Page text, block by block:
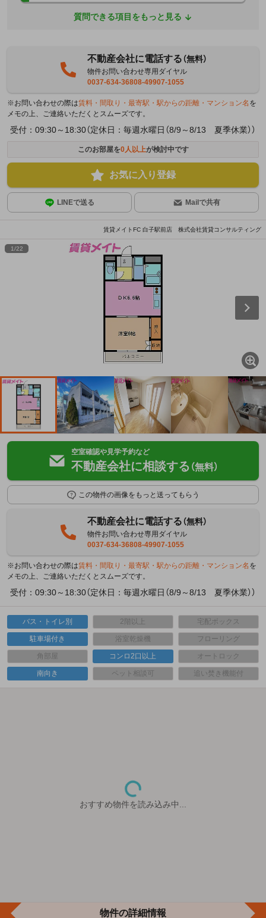
質問できる項目をもっと見る
不動産会社に電話する（無料）
物件お問い合わせ専用ダイヤル
0037-634-36808-49907-1055
※お問い合わせの際は賃料・間取り・最寄駅・駅からの距離・マンション名 を
メモの上、ご連絡いただくとスムーズです。
受付：09:30～18:30（定休日：毎週水曜日（8/9～8/13 夏季休業））
このお部屋を0人以上が検討中です
お気に入り登録
LINEで送る Mailで共有
賃貸メイトFC 白子駅前店 株式会社賃貸コンサルティング
1/22
空室確認や見学予約など
不動産会社に相談する （無料）
この物件の画像をもっと送ってもらう
不動産会社に電話する（無料）
物件お問い合わせ専用ダイヤル
0037-634-36808-49907-1055
※お問い合わせの際は賃料・間取り・最寄駅・駅からの距離・マンション名 を
メモの上、ご連絡いただくとスムーズです。
受付：09:30～18:30（定休日：毎週水曜日（8/9～8/13 夏季休業））
バス・トイレ別 2階以上 宅配ボックス
駐車場付き 浴室乾燥機 フローリング
角部屋 コンロ2口以上 オートロック
南向き ペット相談可 追い焚き機能付
おすすめ物件を読み込み中...
物件の詳細情報